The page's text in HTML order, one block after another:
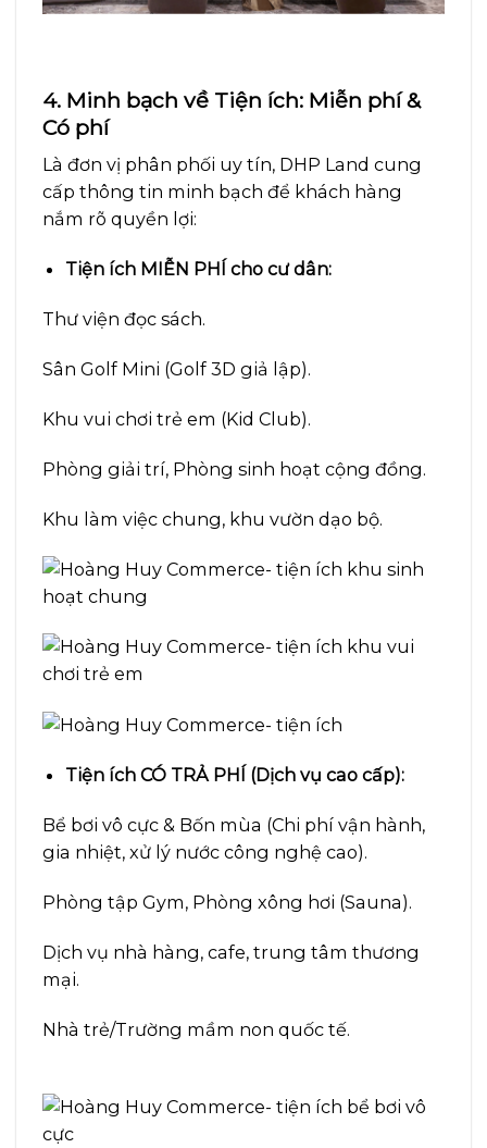
4. Minh bạch về Tiện ích: Miễn phí &
Có phí
Là đơn vị phân phối uy tín, DHP Land cung
cấp thông tin minh bạch để khách hàng
nắm rõ quyền lợi:
Tiện ích MIỄN PHÍ cho cư dân:
Thư viện đọc sách.
Sân Golf Mini (Golf 3D giả lập).
Khu vui chơi trẻ em (Kid Club).
Phòng giải trí, Phòng sinh hoạt cộng đồng.
Khu làm việc chung, khu vườn dạo bộ.
Tiện ích CÓ TRẢ PHÍ (Dịch vụ cao cấp):
Bể bơi vô cực & Bốn mùa (Chi phí vận hành,
gia nhiệt, xử lý nước công nghệ cao).
Phòng tập Gym, Phòng xông hơi (Sauna).
Dịch vụ nhà hàng, cafe, trung tâm thương
mại.
Nhà trẻ/Trường mầm non quốc tế.